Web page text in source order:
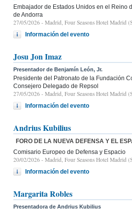
Embajador de Estados Unidos en el Reino
de Andorra
27/05/2026 - Madrid, Four Seasons Hotel Madrid
Información del evento
Josu Jon Imaz
Presentador de Benjamín León, Jr.
Presidente del Patronato de la Fundación
Consejero Delegado de Repsol
27/05/2026 - Madrid, Four Seasons Hotel Madrid
Información del evento
Andrius Kubilius
FORO DE LA NUEVA DEFENSA Y EL
Comisario Europeo de Defensa y Espacio
20/02/2026 - Madrid, Four Seasons Hotel Madrid
Información del evento
Margarita Robles
Presentadora de Andrius Kubilius